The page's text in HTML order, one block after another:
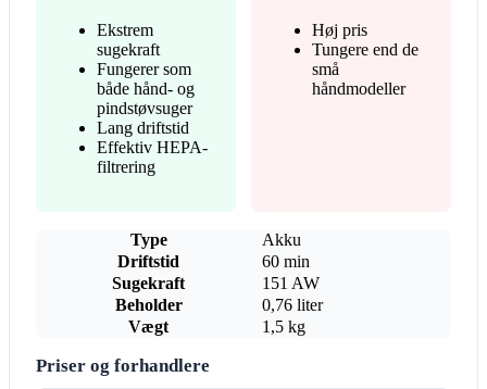
Ekstrem
sugekraft
Fungerer som
både hånd- og
pindstøvsuger
Lang driftstid
Effektiv HEPA-
filtrering
Høj pris
Tungere end de
små
håndmodeller
Type
Akku
Driftstid
60 min
Sugekraft
151 AW
Beholder
0,76 liter
Vægt
1,5 kg
Priser og forhandlere